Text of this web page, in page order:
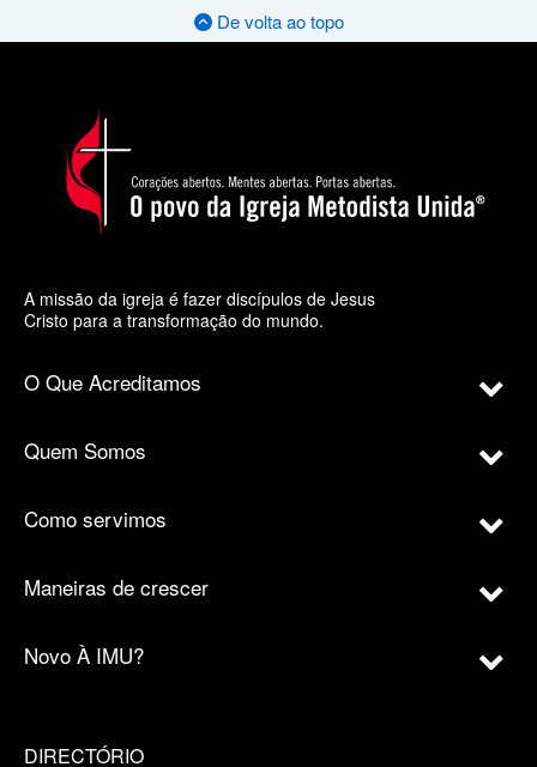
De volta ao topo
A missão da igreja é fazer discípulos de Jesus
Cristo para a transformação do mundo.
O Que Acreditamos
Quem Somos
Como servimos
Maneiras de crescer
Novo À IMU?
DIRECTÓRIO